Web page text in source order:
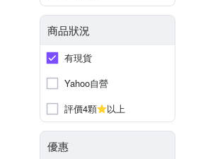
商品狀況
有現貨
Yahoo自營
評價4顆
以上
優惠